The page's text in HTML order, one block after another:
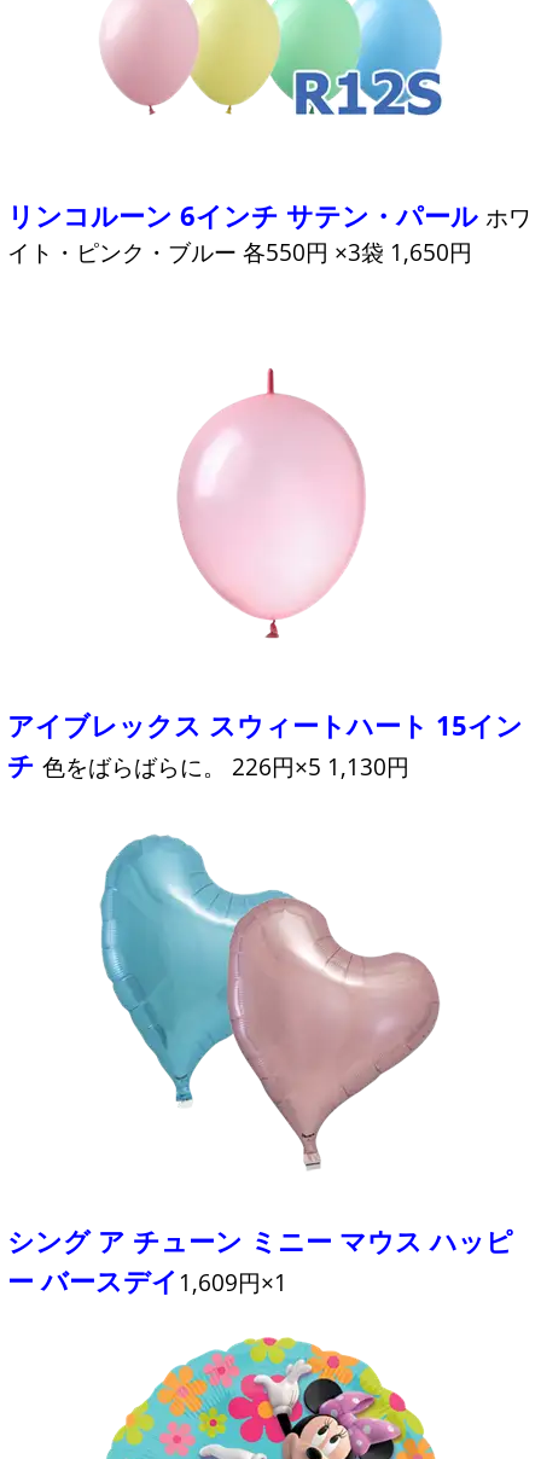
リンコルーン 6インチ サテン・パール ホワ
イト・ピンク・ブルー 各550円 ×3袋 1,650円
アイブレックス スウィートハート 15イン
チ 色をばらばらに。 226円×5 1,130円
シング ア チューン ミニー マウス ハッピ
ー バースデイ 1,609円×1